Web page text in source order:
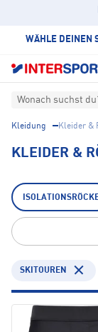
WÄHLE DEINEN
Wonach suchst
Kleidung Kleider &
KLEIDER &
SKITOUREN